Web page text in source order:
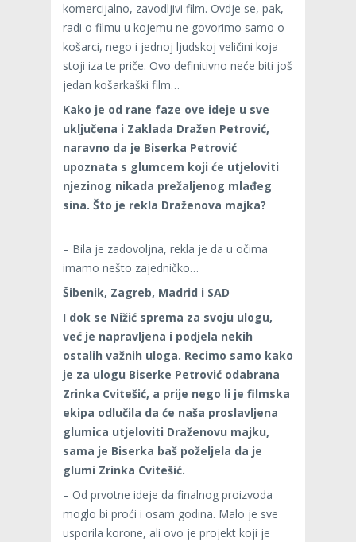
komercijalno, zavodljivi film. Ovdje se, pak,
radi o filmu u kojemu ne govorimo samo o
košarci, nego i jednoj ljudskoj veličini koja
stoji iza te priče. Ovo definitivno neće biti još
jedan košarkaški film…
Kako je od rane faze ove ideje u sve
uključena i Zaklada Dražen Petrović,
naravno da je Biserka Petrović
upoznata s glumcem koji će utjeloviti
njezinog nikada prežaljenog mlađeg
sina. Što je rekla Draženova majka?
– Bila je zadovoljna, rekla je da u očima
imamo nešto zajedničko…
Šibenik, Zagreb, Madrid i SAD
I dok se Nižić sprema za svoju ulogu,
već je napravljena i podjela nekih
ostalih važnih uloga. Recimo samo kako
je za ulogu Biserke Petrović odabrana
Zrinka Cvitešić, a prije nego li je filmska
ekipa odlučila da će naša proslavljena
glumica utjeloviti Draženovu majku,
sama je Biserka baš poželjela da je
glumi Zrinka Cvitešić.
– Od prvotne ideje da finalnog proizvoda
moglo bi proći i osam godina. Malo je sve
usporila korone, ali ovo je projekt koji je